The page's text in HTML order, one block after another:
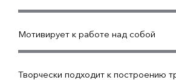
Мотивирует к работе над собой
Творчески подходит к построению